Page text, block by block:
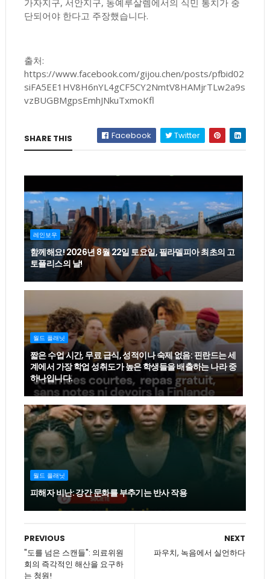
가자지구, 서안지구, 동예루살렘에서의 식민 통치가 중
단되어야 한다고 주장했습니다.
출처:
https://www.facebook.com/gijou.chen/posts/pfbid02
siFA5EE1HV8H6nYL4gCF5CY2NmtV8HAMjrTLw2a9s
vzBUGBMgpsEmhJNkuTxmoKfl
SHARE THIS Facebook Twitter
레인보우
함께해요! 2026년 8월 22일 토요일, 필라델피아 최초의 고
토플리스의 날!
월드 플래닛
짧은 수업 시간, 무료 급식, 성적이나 숙제 없음: 핀란드는 세
계에서 가장 학업 성취도가 높은 학생들을 배출하는 나라 중
하나입니다.
월드 플래닛
피해자 비난: 강간 문화를 부추기는 반사 작용
NEXT
파우치, 녹음에서 실언하다
PREVIOUS
"도를 넘은 스캔들": 의료위원
회의 즉각적인 해산을 요구하
는 청원!